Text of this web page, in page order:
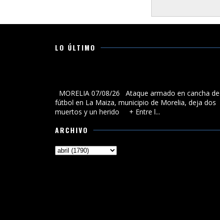
LO ÚLTIMO
MORELIA 07/08/26 Ataque armado en cancha de
fútbol en La Maiza, municipio de Morelia, deja dos
muertos y un herido + Entre l...
ARCHIVO